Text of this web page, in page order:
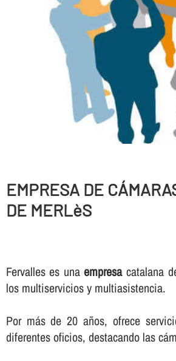
EMPRESA DE
DE MERLèS
Fervalles es unaempresacatalana
los multiservicios y multiasistencia.
Por más de 20 años, ofrece
diferentes oficios, destacando las